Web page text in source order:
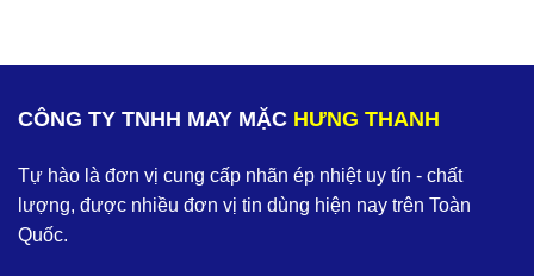
CÔNG TY TNHH MAY MẶC HƯNG THANH
Tự hào là đơn vị cung cấp nhãn ép nhiệt uy tín - chất
lượng, được nhiều đơn vị tin dùng hiện nay trên Toàn
Quốc.